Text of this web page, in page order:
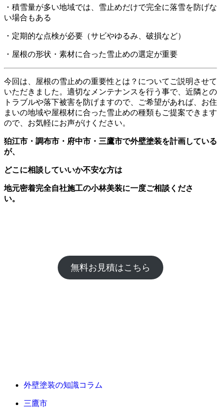
・積雪量が多い地域では、雪止めだけで完全に落雪を防げな
い場合もある
・定期的な点検が必要（サビやゆるみ、破損など）
・屋根の形状・素材に合った雪止めの選定が重要
今回は、 屋根の雪止めの重要性とは？ についてご説明させて
いただきました。適切なメンテナンスを行う事で、近隣との
トラブルや落下被害を防げますので、ご希望があれば、お住
まいの地域や屋根材に合った雪止めの種類もご提案できます
ので、お気軽にお声がけください。
狛江市・調布市・府中市・三鷹市で外壁塗装を計画している
が、
どこに相談していいか不安な方は
地元密着完全自社施工の小林美装に一度ご相談くださ
い。
無料お見積はこちら
外壁塗装の知識コラム
三鷹市